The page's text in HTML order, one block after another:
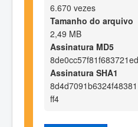
6.670 vezes
Tamanho do arquivo
2,49 MB
Assinatura MD5
Assinatura SHA1
ff4